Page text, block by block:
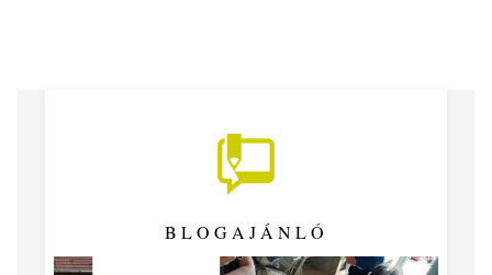
BLOGAJÁNLÓ